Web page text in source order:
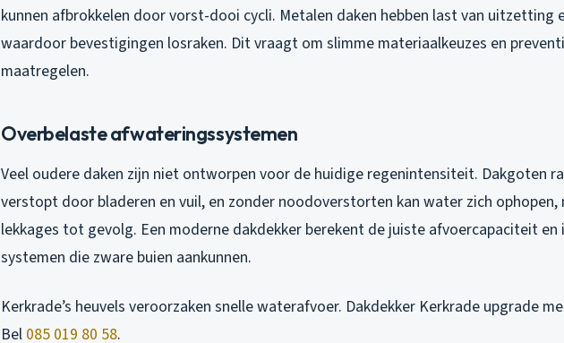
kunnen afbrokkelen door vorst-dooi cycli. Metalen daken hebben last van uitzetting
waardoor bevestigingen losraken. Dit vraagt om slimme materiaalkeuzes en
maatregelen.
Overbelaste afwateringssystemen
Veel oudere daken zijn niet ontworpen voor de huidige regenintensiteit. Dakgoten
verstopt door bladeren en vuil, en zonder noodoverstorten kan water zich ophopen,
lekkages tot gevolg. Een moderne dakdekker berekent de juiste afvoercapaciteit
systemen die zware buien aankunnen.
Kerkrade’s heuvels veroorzaken snelle waterafvoer. Dakdekker Kerkrade upgrade
Bel 085 019 80 58.